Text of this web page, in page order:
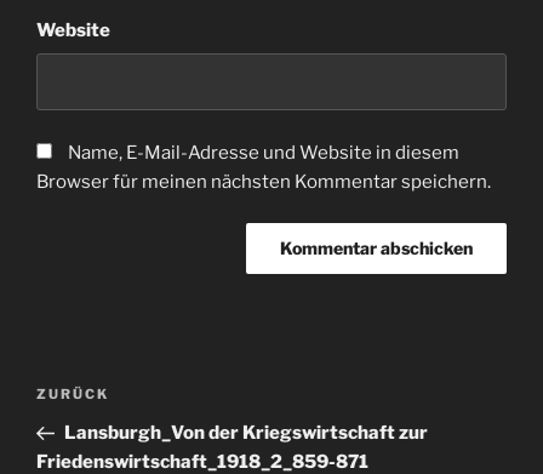
Website
Name, E-Mail-Adresse und Website in diesem
Browser für meinen nächsten Kommentar speichern.
Beitragsnavigation
Vorheriger
Beitrag
ZURÜCK
Lansburgh_Von der Kriegswirtschaft zur
Friedenswirtschaft_1918_2_859-871